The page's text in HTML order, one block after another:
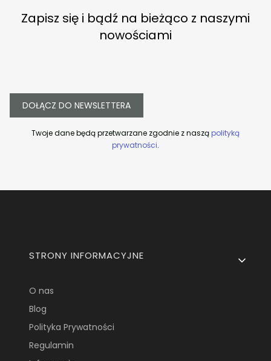
Zapisz się i bądź na bieżąco z naszymi
nowościami
DOŁĄCZ DO NEWSLETTERA
Twoje dane będą przetwarzane zgodnie z nasząpolityką
prywatności.
Linki w stopce
STRONY INFORMACYJNE
O nas
Blog
Polityka Prywatności
Regulamin